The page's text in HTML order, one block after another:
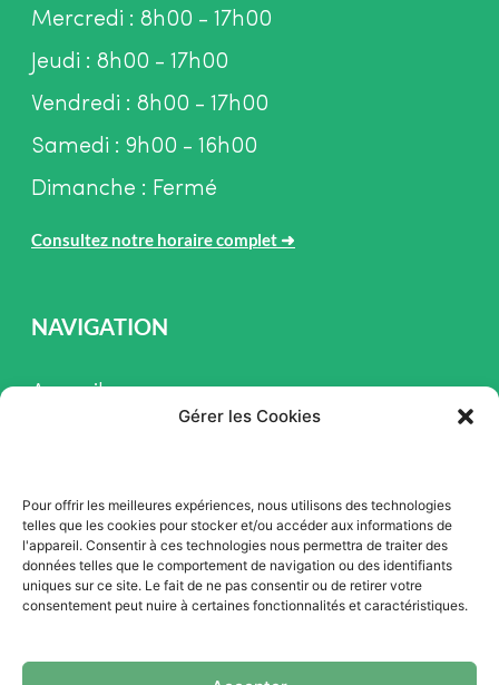
Gérer les Cookies
Pour offrir les meilleures expériences, nous utilisons des technologies
telles que les cookies pour stocker et/ou accéder aux informations de
l'appareil. Consentir à ces technologies nous permettra de traiter des
données telles que le comportement de navigation ou des identifiants
uniques sur ce site. Le fait de ne pas consentir ou de retirer votre
consentement peut nuire à certaines fonctionnalités et caractéristiques.
Mercredi : 8h00 - 17h00
Jeudi : 8h00 - 17h00
Vendredi : 8h00 - 17h00
Samedi : 9h00 - 16h00
Dimanche : Fermé
Consultez notre horaire complet ➜
NAVIGATION
Accueil
Promotion
Blogue
Nous contacter